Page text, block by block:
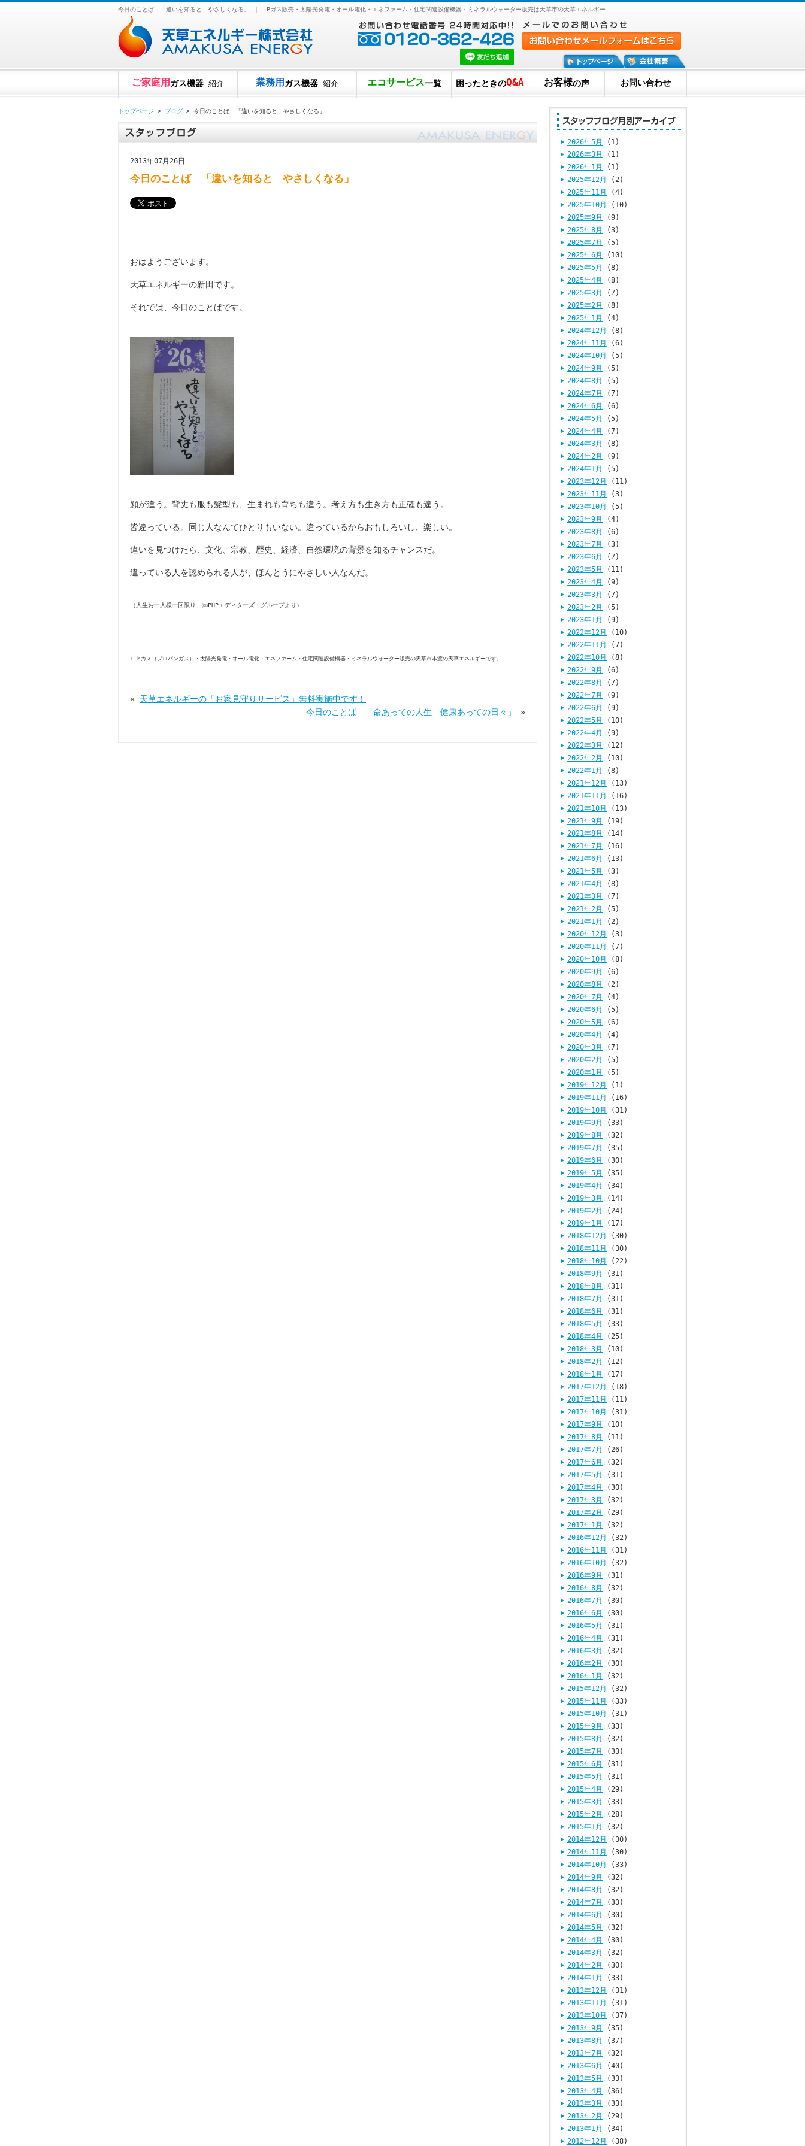
今日のことば 「違いを知ると やさしくなる」 ｜ LPガス販売・太陽光発電・オール電化・エネファーム・住宅関連設備機器・ミネラルウォーター販売は天草市の天草エネルギー
ご家庭用 ガス機器 紹介 業務用 ガス機器 紹介 エコサービス一覧 困ったときのQ&A お客様の声 お問い合わせ
トップページ > ブログ > 今日のことば 「違いを知ると やさしくなる」
2013年07月26日
今日のことば 「違いを知ると やさしくなる」
おはようございます。
天草エネルギーの新田です。
それでは、今日のことばです。
顔が違う。背丈も服も髪型も、生まれも育ちも違う。考え方も生き方も正確も違う。
皆違っている。同じ人なんてひとりもいない。違っているからおもしろいし、楽しい。
違いを見つけたら、文化、宗教、歴史、経済、自然環境の背景を知るチャンスだ。
違っている人を認められる人が、ほんとうにやさしい人なんだ。
（人生お一人様一回限り ㈱PHPエディターズ・グループより）
ＬＰガス（プロパンガス）・太陽光発電・オール電化・エネファーム・住宅関連設備機器・ミネラルウォーター販売の天草市本渡の天草エネルギーです。
« 天草エネルギーの「お家見守りサービス」無料実施中です！
今日のことば 「命あっての人生 健康あっての日々」
»
2026年5月
(1)
2026年3月
(1)
2026年1月
(1)
2025年12月
(2)
2025年11月
(4)
2025年10月
(10)
2025年9月
(9)
2025年8月
(3)
2025年7月
(5)
2025年6月
(10)
2025年5月
(8)
2025年4月
(8)
2025年3月
(7)
2025年2月
(8)
2025年1月
(4)
2024年12月
(8)
2024年11月
(6)
2024年10月
(5)
2024年9月
(5)
2024年8月
(5)
2024年7月
(7)
2024年6月
(6)
2024年5月
(5)
2024年4月
(7)
2024年3月
(8)
2024年2月
(9)
2024年1月
(5)
2023年12月
(11)
2023年11月
(3)
2023年10月
(5)
2023年9月
(4)
2023年8月
(6)
2023年7月
(3)
2023年6月
(7)
2023年5月
(11)
2023年4月
(9)
2023年3月
(7)
2023年2月
(5)
2023年1月
(9)
2022年12月
(10)
2022年11月
(7)
2022年10月
(8)
2022年9月
(6)
2022年8月
(7)
2022年7月
(9)
2022年6月
(9)
2022年5月
(10)
2022年4月
(9)
2022年3月
(12)
2022年2月
(10)
2022年1月
(8)
2021年12月
(13)
2021年11月
(16)
2021年10月
(13)
2021年9月
(19)
2021年8月
(14)
2021年7月
(16)
2021年6月
(13)
2021年5月
(3)
2021年4月
(8)
2021年3月
(7)
2021年2月
(5)
2021年1月
(2)
2020年12月
(3)
2020年11月
(7)
2020年10月
(8)
2020年9月
(6)
2020年8月
(2)
2020年7月
(4)
2020年6月
(5)
2020年5月
(6)
2020年4月
(4)
2020年3月
(7)
2020年2月
(5)
2020年1月
(5)
2019年12月
(1)
2019年11月
(16)
2019年10月
(31)
2019年9月
(33)
2019年8月
(32)
2019年7月
(35)
2019年6月
(30)
2019年5月
(35)
2019年4月
(34)
2019年3月
(14)
2019年2月
(24)
2019年1月
(17)
2018年12月
(30)
2018年11月
(30)
2018年10月
(22)
2018年9月
(31)
2018年8月
(31)
2018年7月
(31)
2018年6月
(31)
2018年5月
(33)
2018年4月
(25)
2018年3月
(10)
2018年2月
(12)
2018年1月
(17)
2017年12月
(18)
2017年11月
(11)
2017年10月
(31)
2017年9月
(10)
2017年8月
(11)
2017年7月
(26)
2017年6月
(32)
2017年5月
(31)
2017年4月
(30)
2017年3月
(32)
2017年2月
(29)
2017年1月
(32)
2016年12月
(32)
2016年11月
(31)
2016年10月
(32)
2016年9月
(31)
2016年8月
(32)
2016年7月
(30)
2016年6月
(30)
2016年5月
(31)
2016年4月
(31)
2016年3月
(32)
2016年2月
(30)
2016年1月
(32)
2015年12月
(32)
2015年11月
(33)
2015年10月
(31)
2015年9月
(33)
2015年8月
(32)
2015年7月
(33)
2015年6月
(31)
2015年5月
(31)
2015年4月
(29)
2015年3月
(33)
2015年2月
(28)
2015年1月
(32)
2014年12月
(30)
2014年11月
(30)
2014年10月
(33)
2014年9月
(32)
2014年8月
(32)
2014年7月
(33)
2014年6月
(30)
2014年5月
(32)
2014年4月
(30)
2014年3月
(32)
2014年2月
(30)
2014年1月
(33)
2013年12月
(31)
2013年11月
(31)
2013年10月
(37)
2013年9月
(35)
2013年8月
(37)
2013年7月
(32)
2013年6月
(40)
2013年5月
(33)
2013年4月
(36)
2013年3月
(33)
2013年2月
(29)
2013年1月
(34)
2012年12月
(38)